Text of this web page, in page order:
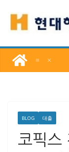
로
너
BLOG 대출
코픽스